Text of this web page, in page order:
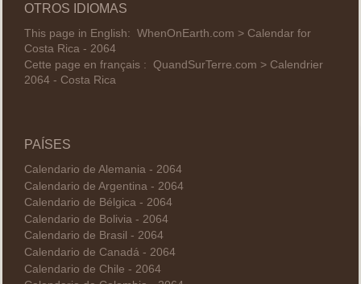
OTROS IDIOMAS
This page in English: WhenOnEarth.com > Calendar for
Costa Rica - 2064
Cette page en français : QuandSurTerre.com > Calendrier
2064 - Costa Rica
PAÍSES
Calendario de Alemania - 2064
Calendario de Argentina - 2064
Calendario de Bélgica - 2064
Calendario de Bolivia - 2064
Calendario de Brasil - 2064
Calendario de Canadá - 2064
Calendario de Chile - 2064